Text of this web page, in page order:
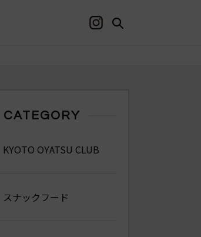
CATEGORY
KYOTO OYATSU CLUB
スナックフード